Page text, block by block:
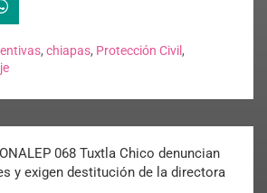
, chiapas, Protección Civil,
068 Tuxtla Chico denuncian
y exigen destitución de la directora